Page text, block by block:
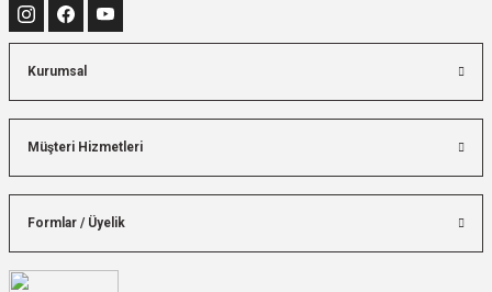
Kurumsal
Müşteri Hizmetleri
Formlar / Üyelik